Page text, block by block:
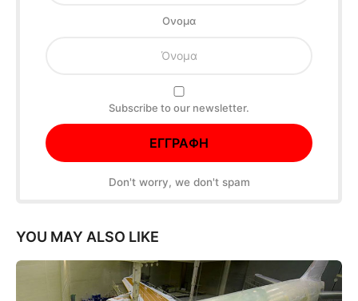
Oνομα
Subscribe to our newsletter.
Don't worry, we don't spam
YOU MAY ALSO LIKE